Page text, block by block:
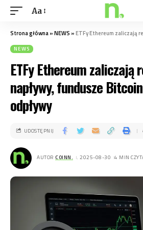
Aa
Strona główna»NEWS »ETFy Ethereum zaliczają rekordowe
NEWS
ETFy Ethereum zaliczają
napływy, fundusze
odpływy
AUTOR COINN. . 2025-08-30 4 MIN
UDOSTĘPNIJ